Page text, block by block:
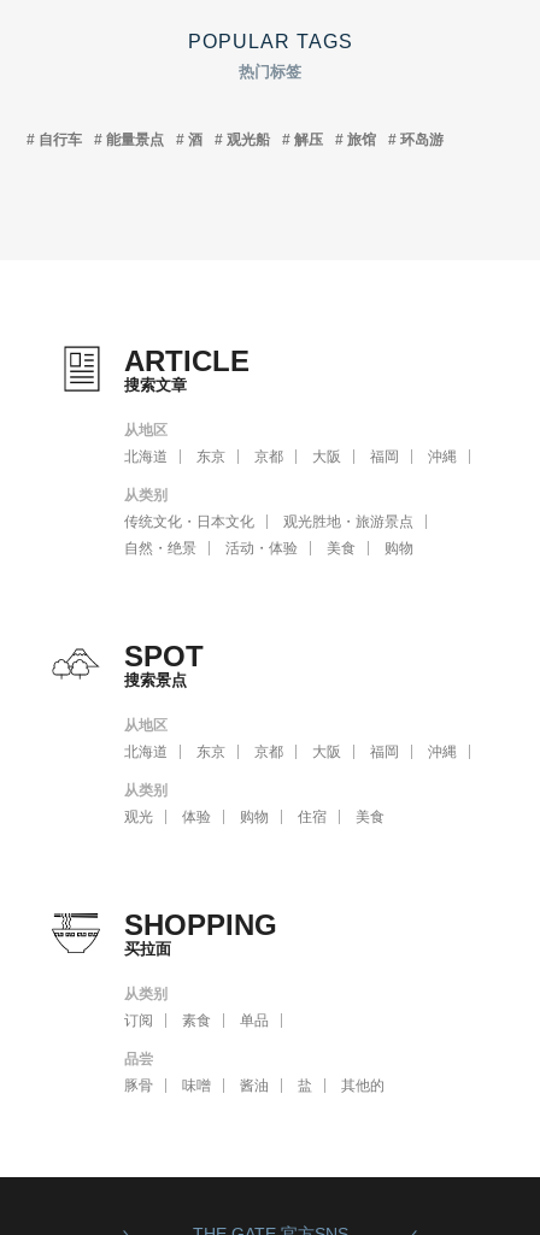
POPULAR TAGS
热门标签
自行车 能量景点 酒 观光船 解压 旅馆 环岛游
ARTICLE
搜索文章
从地区
北海道
东京 京都 大阪 福岡 沖縄
从类别
传统文化・日本文化
观光胜地・旅游景点
自然・绝景
活动・体验 美食 购物
SPOT
搜索景点
从地区
北海道
东京 京都 大阪 福岡 沖縄
从类别
观光
体验 购物 住宿 美食
SHOPPING
买拉面
从类别
订阅
素食 单品
品尝
豚骨
味噌 酱油 盐 其他的